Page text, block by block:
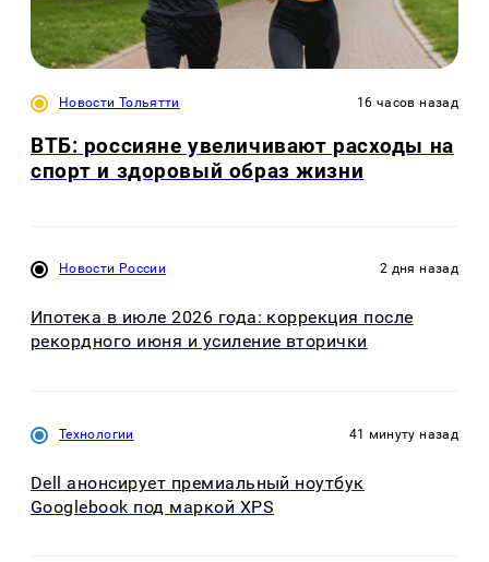
Новости Тольятти 16 часов назад
ВТБ: россияне увеличивают расходы на
спорт и здоровый образ жизни
Новости России 2 дня назад
Ипотека в июле 2026 года: коррекция после
рекордного июня и усиление вторички
Технологии 41 минуту назад
Dell анонсирует премиальный ноутбук
Googlebook под маркой XPS